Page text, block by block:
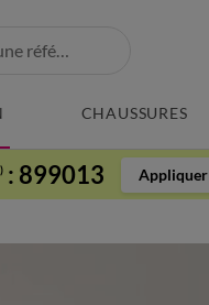
CHAUSSURES
: 899013 Appliquer